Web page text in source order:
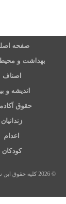
صفحه
بهداشت و
اصناف
اندیشه و
حقوق
زندانیان
اعدام
کودکان
© 2026 کلیه